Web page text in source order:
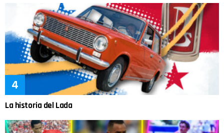
La historia del Lada